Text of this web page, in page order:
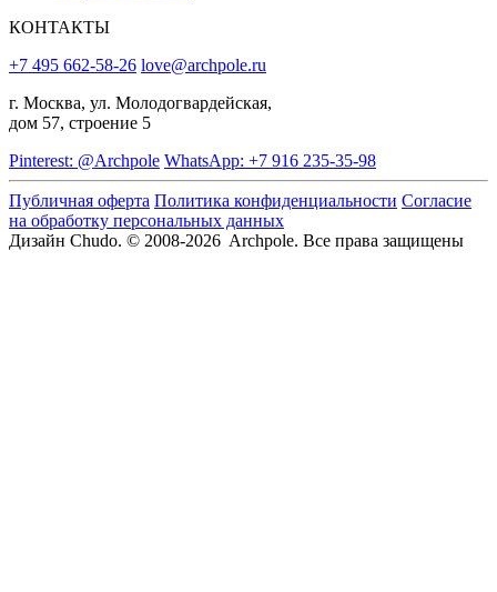
КОНТАКТЫ
+7 495 662-58-26 love@archpole.ru
г. Москва, ул. Молодогвардейская,
дом 57, строение 5
Pinterest: @Archpole WhatsApp: +7 916 235-35-98
Публичная оферта Политика конфиденциальности Согласие
на обработку персональных данных
Дизайн Chudo. © 2008-2026 Archpole. Все права защищены